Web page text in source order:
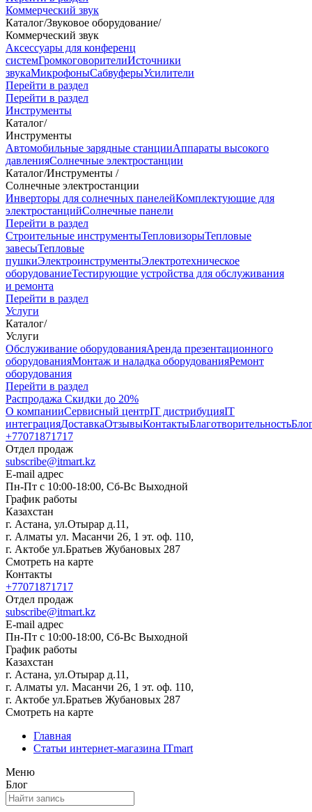
Коммерческий звук
Каталог/Звуковое оборудование/
Коммерческий звук
Аксессуары для конференц
системГромкоговорителиИсточники
звукаМикрофоныСабвуферыУсилители
Перейти в раздел
Перейти в раздел
Инструменты
Каталог/
Инструменты
Автомобильные зарядные станцииАппараты высокого
давленияСолнечные электростанции
Каталог/Инструменты /
Солнечные электростанции
Инверторы для солнечных панелейКомплектующие для
электростанцийСолнечные панели
Перейти в раздел
Строительные инструментыТепловизорыТепловые
завесыТепловые
пушкиЭлектроинструментыЭлектротехническое
оборудованиеТестирующие устройства для обслуживания
и ремонта
Перейти в раздел
Услуги
Каталог/
Услуги
Oбслуживание оборудованияАренда презентационного
оборудованияМонтаж и наладка оборудованияРемонт
оборудования
Перейти в раздел
Распродажа Скидки до 20%
О компанииСервисный центрIT дистрибуцияIT
интеграцияДоставкаОтзывыКонтактыБлаготворительность
+77071871717
Отдел продаж
subscribe@itmart.kz
E-mail адрес
Пн-Пт с 10:00-18:00, Сб-Вс Выходной
График работы
Казахстан
г. Астана, ул.Отырар д.11,
г. Алматы ул. Масанчи 26, 1 эт. оф. 110,
г. Актобе ул.Братьев Жубановых 287
Смотреть на карте
Контакты
+77071871717
Отдел продаж
subscribe@itmart.kz
E-mail адрес
Пн-Пт с 10:00-18:00, Сб-Вс Выходной
График работы
Казахстан
г. Астана, ул.Отырар д.11,
г. Алматы ул. Масанчи 26, 1 эт. оф. 110,
г. Актобе ул.Братьев Жубановых 287
Смотреть на карте
Главная
Статьи интернет-магазина ITmart
Меню
Блог